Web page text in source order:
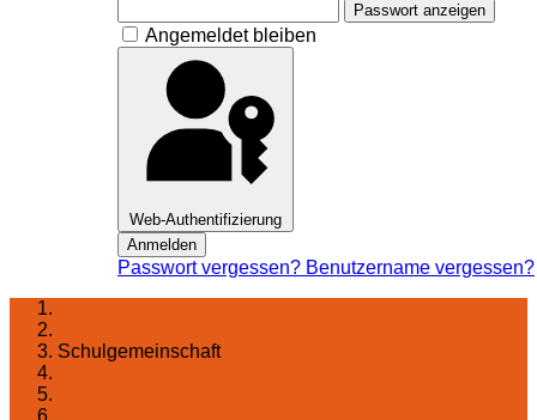
Passwort anzeigen
Angemeldet bleiben
Web-Authentifizierung
Anmelden
Passwort vergessen? Benutzername vergessen?
Schulgemeinschaft